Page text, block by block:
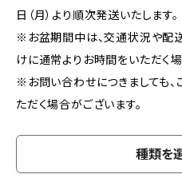
日（月）より順次発送いたします。
※お盆期間中は、交通状況や配
けに通常よりお時間をいただく場
※お問い合わせにつきましても
ただく場合がございます。
種類を